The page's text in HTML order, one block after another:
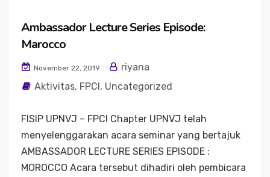
Ambassador Lecture Series Episode:
Marocco
November 22, 2019
riyana
Aktivitas, FPCI, Uncategorized
FISIP UPNVJ – FPCI Chapter UPNVJ telah
menyelenggarakan acara seminar yang bertajuk
AMBASSADOR LECTURE SERIES EPISODE :
MOROCCO Acara tersebut dihadiri oleh pembicara